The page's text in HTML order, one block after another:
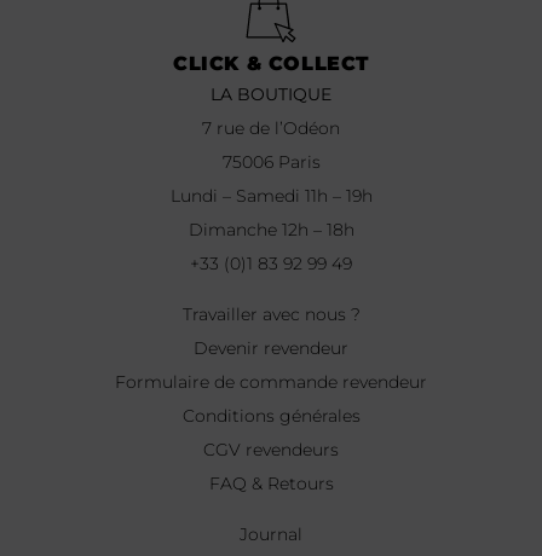
CLICK & COLLECT
LA BOUTIQUE
7 rue de l’Odéon
75006 Paris
Lundi – Samedi 11h – 19h
Dimanche 12h – 18h
+33 (0)1 83 92 99 49
Travailler avec nous ?
Devenir revendeur
Formulaire de commande revendeur
Conditions générales
CGV revendeurs
FAQ & Retours
Journal